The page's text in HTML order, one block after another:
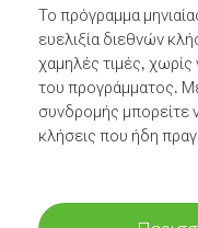
Το πρόγραμμα
ευελιξία διεθνών
χαμηλές τιμές,
του προγράμματος.
συνδρομής μπορείτε
κλήσεις που ήδη